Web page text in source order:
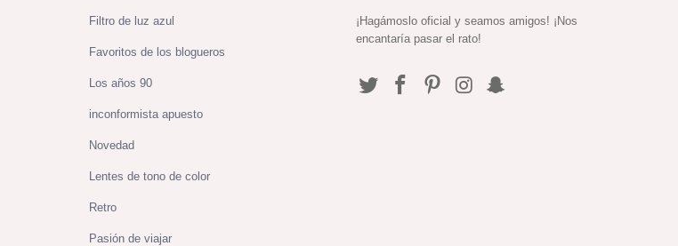
Filtro de luz azul
Favoritos de los blogueros
Los años 90
inconformista apuesto
Novedad
Lentes de tono de color
Retro
Pasión de viajar
¡Hagámoslo oficial y seamos amigos! ¡Nos
encantaría pasar el rato!